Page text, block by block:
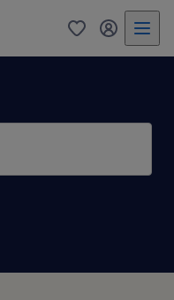
0 Mein